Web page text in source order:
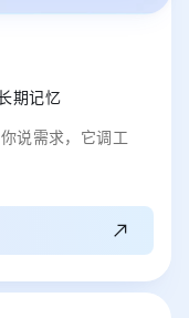
期记忆
说需求，它调工